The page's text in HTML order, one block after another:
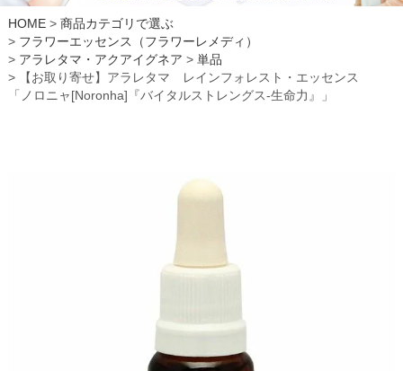
HOME
商品カテゴリで選ぶ
フラワーエッセンス（フラワーレメディ）
アラレタマ・アクアイグネア
単品
【お取り寄せ】アラレタマ レインフォレスト・エッセンス
「ノロニャ[Noronha]『バイタルストレングス-生命力』」